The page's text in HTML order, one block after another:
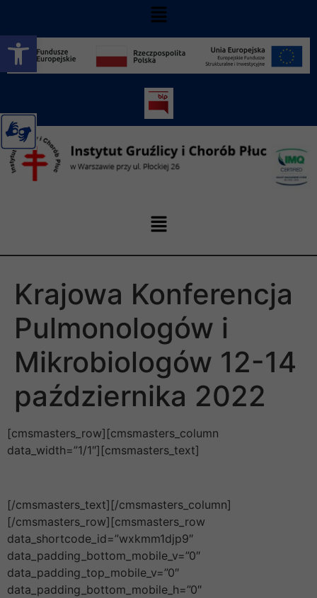
Otwórz pasek narzędzi
Krajowa Konferencja
Pulmonologów i
Mikrobiologów 12-14
października 2022
[cmsmasters_row][cmsmasters_column
data_width=”1/1″][cmsmasters_text]
[/cmsmasters_text][/cmsmasters_column]
[/cmsmasters_row][cmsmasters_row
data_shortcode_id=”wxkmm1djp9″
data_padding_bottom_mobile_v=”0″
data_padding_top_mobile_v=”0″
data_padding_bottom_mobile_h=”0″